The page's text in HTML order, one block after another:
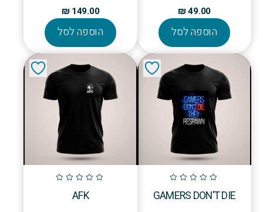
₪49.00
הוספה לסל
₪149.00
הוספה לסל
GAMERS DON'T DIE
AFK